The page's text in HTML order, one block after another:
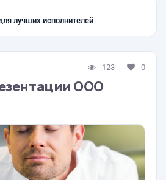
лучших исполнителей
123 0
ООО